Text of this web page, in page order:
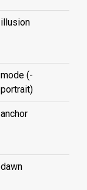
illusion
mode (-
portrait)
anchor
dawn